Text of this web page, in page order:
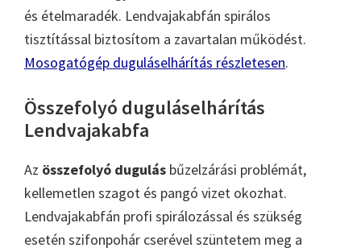
és ételmaradék. Lendvajakabfán spirálos
tisztítással biztosítom a zavartalan működést.
Mosogatógép duguláselhárítás részletesen.
Összefolyó duguláselhárítás
Lendvajakabfa
Az összefolyó dugulás bűzelzárási problémát,
kellemetlen szagot és pangó vizet okozhat.
Lendvajakabfán profi spirálozással és szükség
esetén szifonpohár cserével szüntetem meg a